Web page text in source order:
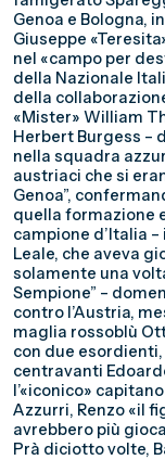
Genoa e Bologna,
Giuseppe
nel «campo per
della Nazionale
della
«Mister» William
Herbert Burgess –
nella squadra
austriaci che si
Genoa”,
quella formazione
campione d’Italia
Leale, che aveva
solamente una
Sempione” –
contro l’Austria,
maglia rossoblù
con due esordienti,
centravanti
l’«iconico»
Azzurri, Renzo «il
avrebbero più
Prà diciotto volte,